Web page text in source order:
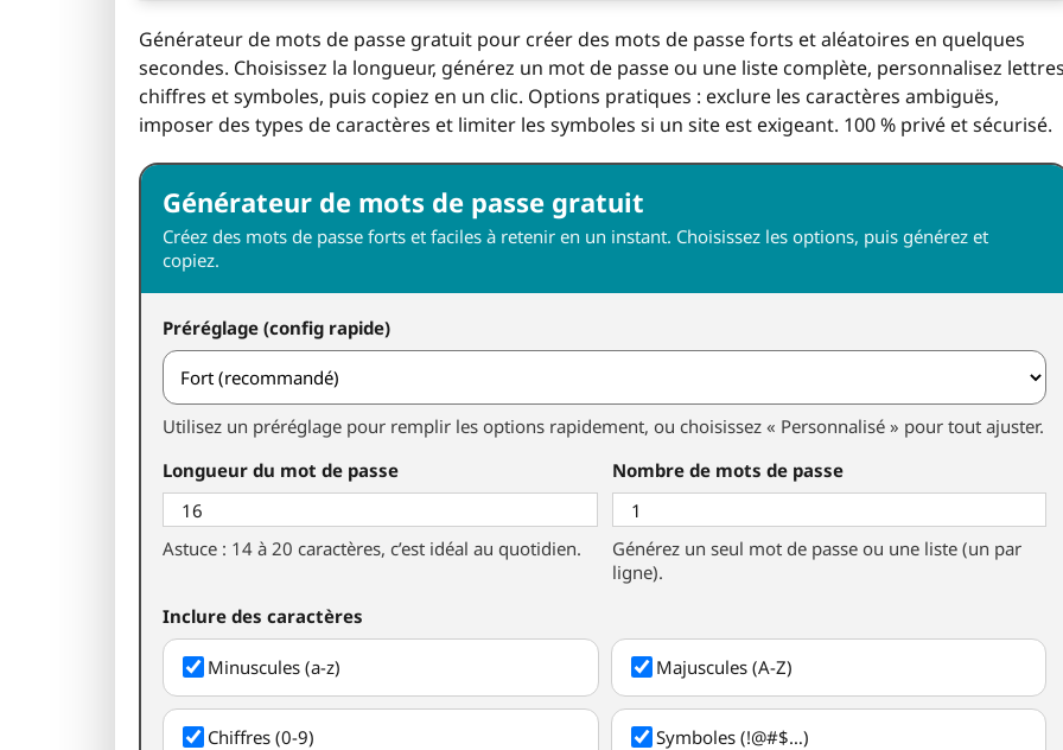
Générateur de mots de passe gratuit pour créer des mots de passe forts et aléatoires en quelques
secondes. Choisissez la longueur, générez un mot de passe ou une liste complète, personnalisez
chiffres et symboles, puis copiez en un clic. Options pratiques : exclure les caractères ambiguës,
imposer des types de caractères et limiter les symboles si un site est exigeant. 100 % privé et sécurisé.
Générateur de mots de passe gratuit
Créez des mots de passe forts et faciles à retenir en un instant. Choisissez les options, puis générez et
copiez.
Préréglage (config rapide)
Utilisez un préréglage pour remplir les options rapidement, ou choisissez « Personnalisé » pour tout ajuster.
Longueur du mot de passe
Astuce : 14 à 20 caractères, c’est idéal au quotidien.
Nombre de mots de passe
Générez un seul mot de passe ou une liste (un par
ligne).
Inclure des caractères
Minuscules (a-z) Majuscules (A-Z)
Chiffres (0-9) Symboles (!@#$…)